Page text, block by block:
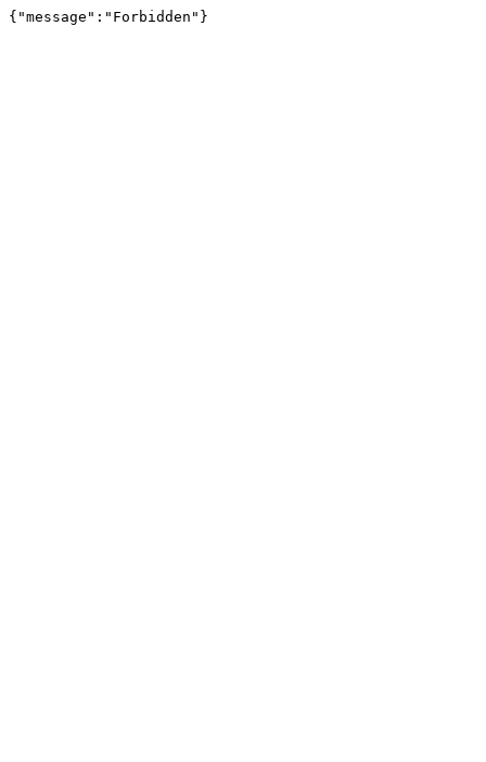
{"message":"Forbidden"}